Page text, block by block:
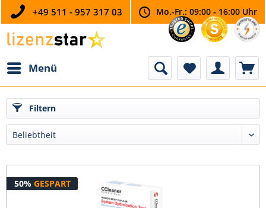
+49 511 - 957 317 03 Mo.-Fr.: 09:00 - 16:00 Uhr
Menü
Filtern
50% GESPART